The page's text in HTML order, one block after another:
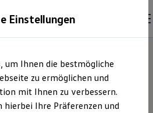
entdecken
und Oldtimer
Einstellungen
um Ihnen die bestmögliche
zu ermöglichen und
mit Ihnen zu verbessern.
hierbei Ihre Präferenzen und